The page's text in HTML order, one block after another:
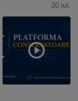
20 iul.